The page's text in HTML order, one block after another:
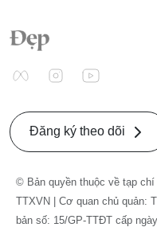
Đăng ký theo dõi
© Bản quyền thuộc về tạp
TTXVN | Cơ quan chủ quản:
bản số: 15/GP-TTĐT cấp